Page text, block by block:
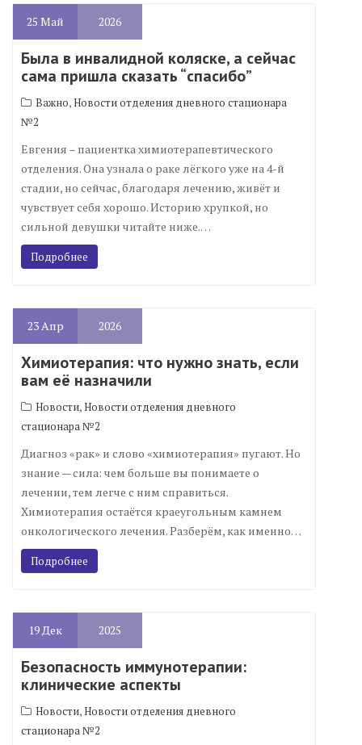
25 Май 2026
Была в инвалидной коляске, а сейчас
сама пришла сказать “спасибо”
Важно,Новости отделения дневного стационара
№2
Евгения – пациентка химиотерапевтического
отделения. Она узнала о раке лёгкого уже на 4-й
стадии, но сейчас, благодаря лечению, живёт и
чувствует себя хорошо. Историю хрупкой, но
сильной девушки читайте ниже.…
Подробнее
23Апр 2026
Химиотерапия: что нужно знать, если
вам её назначили
Новости,Новости отделения дневного
стационара №2
Диагноз «рак» и слово «химиотерапия» пугают. Но
знание — сила: чем больше вы понимаете о
лечении, тем легче с ним справиться.
Химиотерапия остаётся краеугольным камнем
онкологического лечения. Разберём, как именно…
Подробнее
19Дек 2025
Безопасность иммунотерапии:
клинические аспекты
Новости,Новости отделения дневного
стационара №2